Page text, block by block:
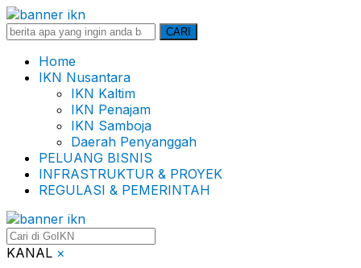
Search
CARI
Home
IKN Nusantara
IKN Kaltim
IKN Penajam
IKN Samboja
Daerah Penyanggah
PELUANG BISNIS
INFRASTRUKTUR & PROYEK
REGULASI & PEMERINTAH
KANAL ×